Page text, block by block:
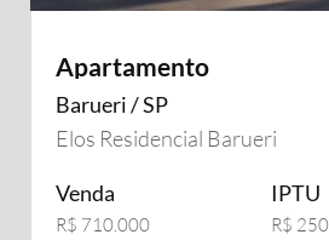
Apartamento
Barueri / SP
Elos Residencial Barueri
Venda
R$ 710.000
IPTU
R$ 250